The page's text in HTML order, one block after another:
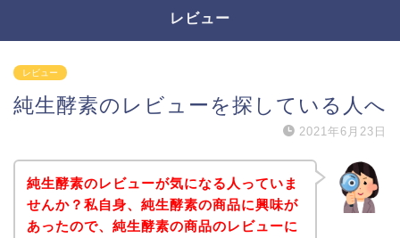
レビュー
レビュー
純生酵素のレビューを探している人へ
2021年6月23日
純生酵素のレビューが気になる人っていま
せんか？私自身、純生酵素の商品に興味が
あったので、純生酵素の商品のレビューに